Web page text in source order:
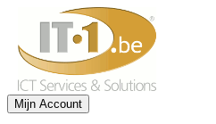
Mijn Account